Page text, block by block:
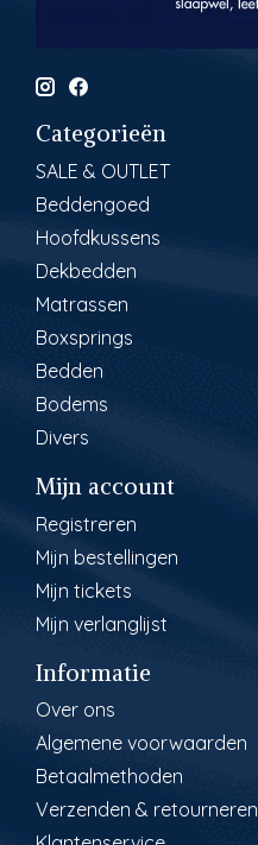
Categorieën
SALE & OUTLET
Beddengoed
Hoofdkussens
Dekbedden
Matrassen
Boxsprings
Bedden
Bodems
Divers
Mijn account
Registreren
Mijn bestellingen
Mijn tickets
Mijn verlanglijst
Informatie
Over ons
Algemene voorwaarden
Betaalmethoden
Verzenden & retourneren